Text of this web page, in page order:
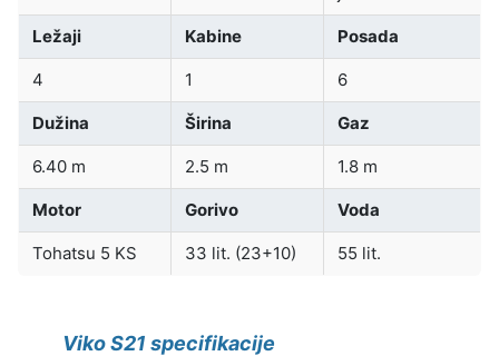
Ležaji Kabine Posada
4 1 6
Dužina Širina Gaz
6.40 m 2.5 m 1.8 m
Motor Gorivo Voda
Tohatsu 5 KS 33 lit. (23+10) 55 lit.
Viko S21 specifikacije